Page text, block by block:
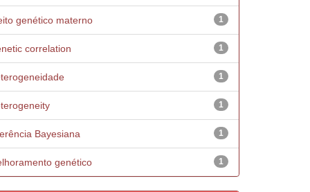
1
genético materno
1
correlation
1
1
1
Bayesiana
1
genético